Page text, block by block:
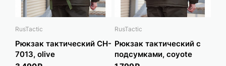
RusTactic
Рюкзак тактический CH-
7013, olive
RusTactic
Рюкзак тактический с
подсумками, coyote